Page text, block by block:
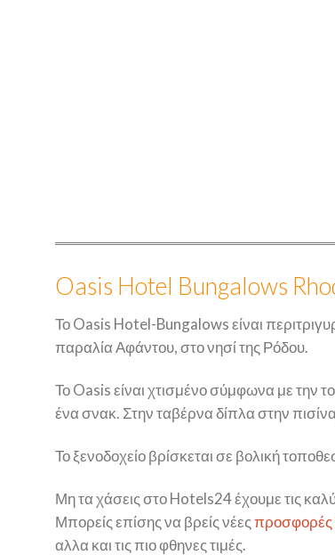
Oasis Hotel Bungalows
Το Oasis Hotel-Bungalows είναι
παραλία Αφάντου, στο νησί της Ρόδου.
Το Oasis είναι χτισμένο σύμφωνα με την
ένα σνακ. Στην ταβέρνα δίπλα στην
Το ξενοδοχείο βρίσκεται σε βολική
Μη τα χάσεις στο Hotels24 έχουμε τις
Μπορείς επίσης να βρείς νέεςπροσφορές
αλλα και τις πιο φθηνες τιμές.